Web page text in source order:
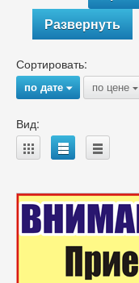
Развернуть
Сортировать:
по дате{ по цене {
Вид:
A B C